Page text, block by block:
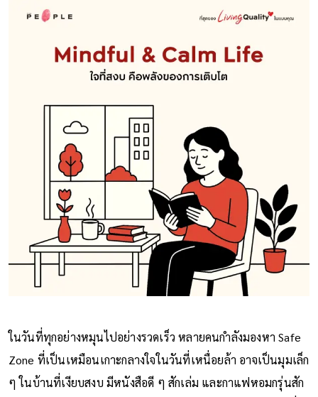
ในวันที่ทุกอย่างหมุนไปอย่างรวดเร็ว หลายคนกำลังมองหา Safe
Zone ที่เป็นเหมือนเกาะกลางใจในวันที่เหนื่อยล้า อาจเป็นมุมเล็ก
ๆ ในบ้านที่เงียบสงบ มีหนังสือดี ๆ สักเล่ม และกาแฟหอมกรุ่นสัก